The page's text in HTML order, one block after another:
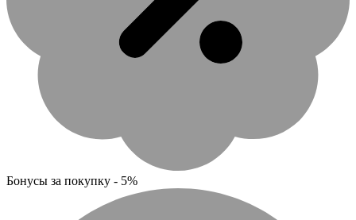
Бонусы за покупку - 5%